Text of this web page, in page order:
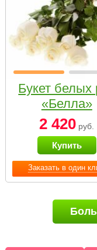
Заказать в один
Букет белых
«Белла»
2 420 руб.
Купить